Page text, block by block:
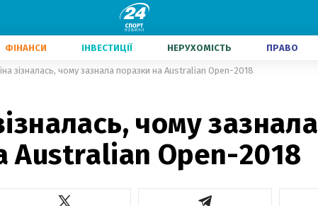
ФІНАНСИ ІНВЕСТИЦІЇ НЕРУХОМІСТЬ ПРАВО
зізналась, чому зазнала поразки на Australian Open-2018
чому зазнала
Australian Open-2018